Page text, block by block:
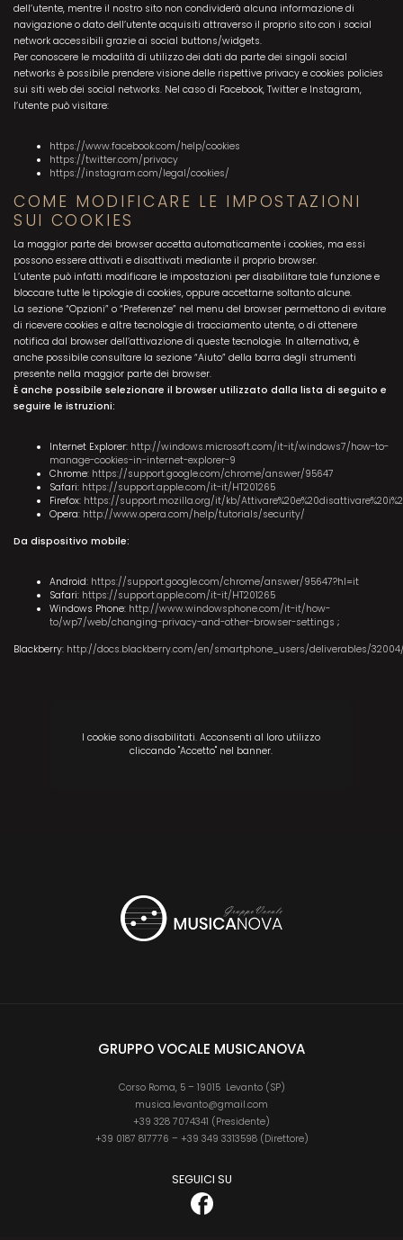
dell’utente, mentre il nostro sito non condividerà alcuna informazione di
navigazione o dato dell’utente acquisiti attraverso il proprio sito con i social
network accessibili grazie ai social buttons/widgets.
Per conoscere le modalità di utilizzo dei dati da parte dei singoli social
networks è possibile prendere visione delle rispettive privacy e cookies policies
sui siti web dei social networks. Nel caso di Facebook, Twitter e Instagram,
l’utente può visitare:
https://www.facebook.com/help/cookies
https://twitter.com/privacy
https://instagram.com/legal/cookies/
COME MODIFICARE LE IMPOSTAZIONI
SUI COOKIES
La maggior parte dei browser accetta automaticamente i cookies, ma essi
possono essere attivati e disattivati mediante il proprio browser.
L’utente può infatti modificare le impostazioni per disabilitare tale funzione e
bloccare tutte le tipologie di cookies, oppure accettarne soltanto alcune.
La sezione “Opzioni” o “Preferenze” nel menu del browser permettono di evitare
di ricevere cookies e altre tecnologie di tracciamento utente, o di ottenere
notifica dal browser dell’attivazione di queste tecnologie. In alternativa, è
anche possibile consultare la sezione “Aiuto” della barra degli strumenti
presente nella maggior parte dei browser.
È anche possibile selezionare il browser utilizzato dalla lista di seguito e
seguire le istruzioni:
Internet Explorer: http://windows.microsoft.com/it-it/windows7/how-to-
manage-cookies-in-internet-explorer-9
Chrome: https://support.google.com/chrome/answer/95647
Safari: https://support.apple.com/it-it/HT201265
Firefox: https://support.mozilla.org/it/kb/
Opera: http://www.opera.com/help/tutorials/security/
Da dispositivo mobile:
Android: https://support.google.com/chrome/answer/95647?hl=it
Safari: https://support.apple.com/it-it/HT201265
Windows Phone: http://www.windowsphone.com/it-it/how-
to/wp7/web/changing-privacy-and-other-browser-settings ;
Blackberry: http://docs.blackberry.com/en/smartphone_users/deliverables/
I cookie sono disabilitati. Acconsenti al loro utilizzo
cliccando "Accetto" nel banner.
GRUPPO VOCALE MUSICANOVA
Corso Roma, 5 – 19015 Levanto (SP)
musica.levanto@gmail.com
+39 328 7074341 (Presidente)
+39 0187 817776 – +39 349 3313598 (Direttore)
SEGUICI SU